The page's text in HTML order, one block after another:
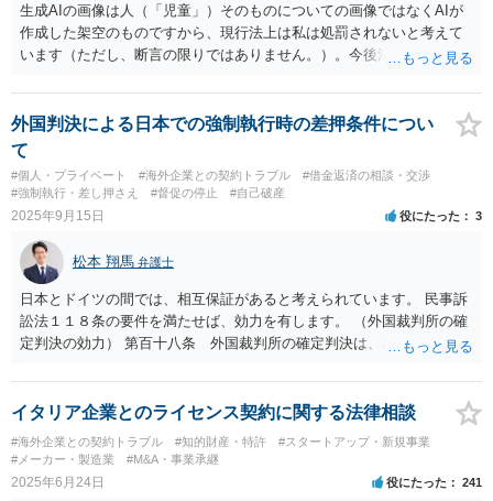
生成AIの画像は人（「児童」）そのものについての画像ではなくAIが
作成した架空のものですから、現行法上は私は処罰されないと考えて
います（ただし、断言の限りではありません。）。今後法律改正があ
かどうか不明ですが、よろしくお願いいたします。
外国判決による日本での強制執行時の差押条件につい
て
#個人・プライベート #海外企業との契約トラブル
#借金返済の相談・交渉
#強制執行・差し押さえ
#督促の停止 #自己破産
2025年9月15日 役にたった 3
松本 翔馬 弁護士
日本とドイツの間では、相互保証があると考えられています。 民事訴
訟法１１８条の要件を満たせば、効力を有します。 （外国裁判所の確
定判決の効力） 第百十八条 外国裁判所の確定判決は、次に掲げる要
条約により外国裁判所の裁判権が認められること。 二 敗訴の被告が
訴訟の開始に必要な呼出し若しくは命令の送達（公示送達その他これ
に類する送達を除く。）を受けたこと又はこれを受けなかったが応訴
したこと。 三 判決の内容及び訴訟手続が日本における公の秩序又は
善良の風俗に反しないこと。 四 相互の保証があること。
イタリア企業とのライセンス契約に関する法律相談
#海外企業との契約トラブル #知的財産・特許
#スタートアップ・新規事業
#メーカー・製造業
#M&A・事業承継
2025年6月24日 役にたった 241